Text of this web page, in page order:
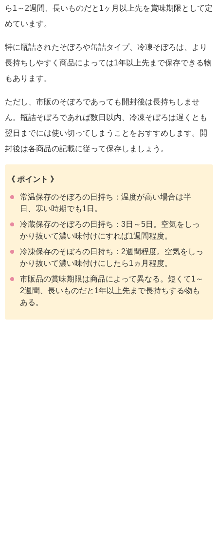
ら1～2週間、長いものだと1ヶ月以上先を賞味期限として定
めています。
特に瓶詰されたそぼろや缶詰タイプ、冷凍そぼろは、より
長持ちしやすく商品によっては1年以上先まで保存できる物
もあります。
ただし、市販のそぼろであっても開封後は長持ちしませ
ん。瓶詰そぼろであれば数日以内、冷凍そぼろは遅くとも
翌日までには使い切ってしまうことをおすすめします。開
封後は各商品の記載に従って保存しましょう。
《 ポイント 》
常温保存のそぼろの日持ち：温度が高い場合は半
日、寒い時期でも1日。
冷蔵保存のそぼろの日持ち：3日～5日。空気をしっ
かり抜いて濃い味付けにすれば1週間程度。
冷凍保存のそぼろの日持ち：2週間程度。空気をしっ
かり抜いて濃い味付けにしたら1ヵ月程度。
市販品の賞味期限は商品によって異なる。短くて1～
2週間、長いものだと1年以上先まで長持ちする物も
ある。